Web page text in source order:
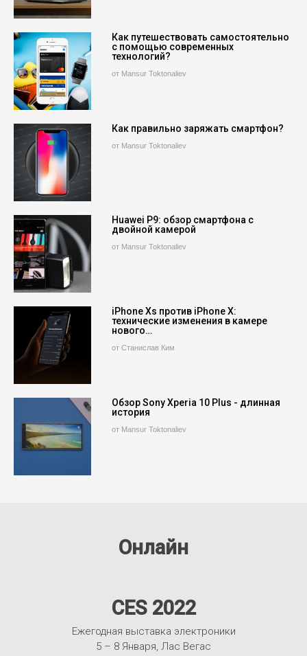
Как путешествовать самостоятельно
с помощью современных
технологий?
от Mansur Toktonaliev
Как правильно заряжать смартфон?
от Mansur Toktonaliev
Huawei P9: обзор смартфона с
двойной камерой
от Mansur Toktonaliev
iPhone Xs против iPhone X:
технические изменения в камере
нового…
от Станислав Ким
Обзор Sony Xperia 10 Plus - длинная
история
от Mansur Toktonaliev
Онлайн
CES 2022
Ежегодная выставка электроники
5 – 8 Января, Лас Вегас